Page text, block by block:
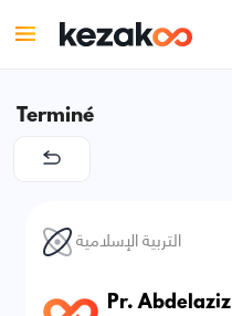
Terminé
التربية الإسلامية
Pr.